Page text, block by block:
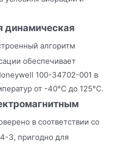
динамическая
алгоритм
обеспечивает
100-34702-001 в
от -40°C до 125°C.
в соответствии со
3, пригодно для